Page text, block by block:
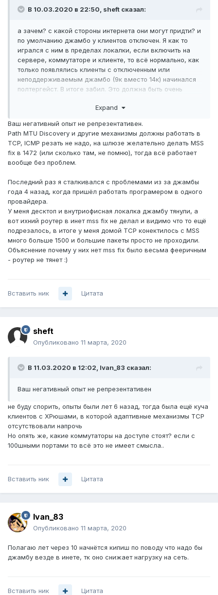
В 10.03.2020 в 22:50, sheft сказал:
а зачем? с какой стороны интернета они могут придти? и
по умолчанию джамбо у клиентов отключен. Я как то
игрался с ним в пределах локалки, если включить на
сервере, коммутаторе и клиенте, то всё нормально, как
только появлялись клиенты с отключенным или
неподдерживаемым джамбо (9к вместо 14к) начинался
полтергейст. В итоге забил. Это должна быть очень
бегало как должно в теории.
Expand
Ваш негативный опыт не репрезентативен.
Path MTU Discovery и другие механизмы должны работать в
TCP, ICMP резать не надо, на шлюзе желательно делать MSS
fix в 1472 (или сколько там, не помню), тогда всё работает
вообще без проблем.
Последний раз я сталкивался с проблемами из за джамбы
года 4 назад, когда пришёл работать програмером в одного
провайдера.
У меня десктоп и внутриофисная локалка джамбу тянули, а
вот ихний роутер в инет mss fix не делал и видимо что то ещё
подрезалось, в итоге у меня домой TCP конектилось с MSS
много больше 1500 и большие пакеты просто не проходили.
Объяснение почему у них нет mss fix было весьма фееричным
- роутер не тянет :)
Вставить ник Цитата
sheft
Опубликовано 11 марта, 2020
В 11.03.2020 в 12:02, Ivan_83 сказал:
Ваш негативный опыт не репрезентативен
не буду спорить, опыты были лет 6 назад, тогда была ещё куча
клиентов с XPюшами, в которой адаптивные механизмы TCP
отсутствовали напрочь
Но опять же, какие коммутаторы на доступе стоят? если с
100шными портами то всё это не имеет смысла..
Вставить ник Цитата
Ivan_83
Опубликовано 11 марта, 2020
Полагаю лет через 10 начнётся кипиш по поводу что надо бы
джамбу везде в инете, тк оно снижает нагрузку на сеть.
Вставить ник Цитата